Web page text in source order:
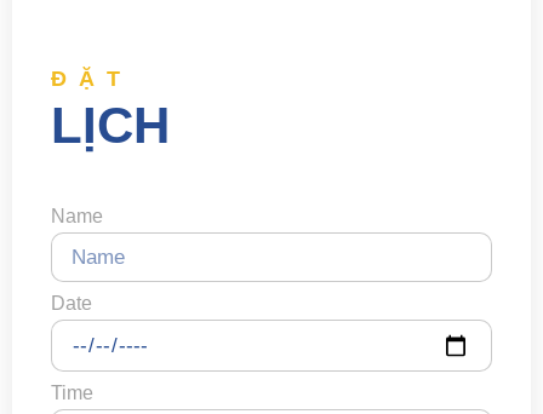
ĐẶT
LỊCH
Name
Date
Time